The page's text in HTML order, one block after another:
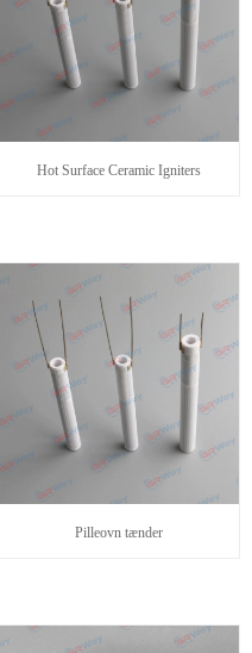
Hot Surface Ceramic Igniters
Pilleovn tænder